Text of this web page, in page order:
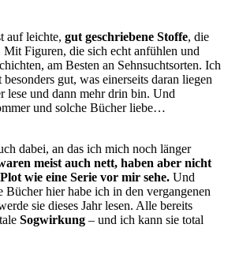
auf leichte, gut geschriebene Stoffe, die
Figuren, die sich echt anfühlen und
am Besten an Sehnsuchtsorten. Ich
gut, was einerseits daran liegen
lese und dann mehr drin bin. Und
und solche Bücher liebe…
dabei, an das ich mich noch länger
meist auch nett, haben aber nicht
wie eine Serie vor mir sehe. Und
Bücher hier habe ich in den vergangenen
sie dieses Jahr lesen. Alle bereits
Sogwirkung – und ich kann sie total